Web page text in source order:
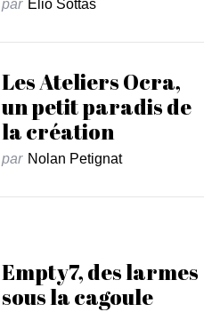
par Elio Sottas
Les Ateliers Ocra,
un petit paradis de
la création
par Nolan Petignat
Empty7, des larmes
sous la cagoule